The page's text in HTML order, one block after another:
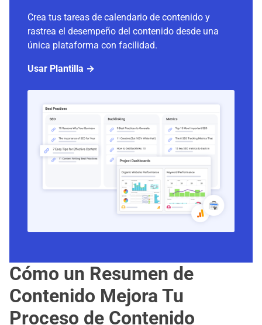
Crea tus tareas de calendario de contenido y
rastrea el desempeño del contenido desde una
única plataforma con facilidad.
Usar Plantilla →
Cómo un Resumen de
Contenido Mejora Tu
Proceso de Contenido